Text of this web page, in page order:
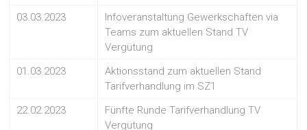
03.03.2023
Infoveranstaltung Gewerkschaften via
Teams zum aktuellen Stand TV
Vergütung
01.03.2023
Aktionsstand zum aktuellen Stand
Tarifverhandlung im SZ1
22.02.2023
Fünfte Runde Tarifverhandlung TV
Vergütung